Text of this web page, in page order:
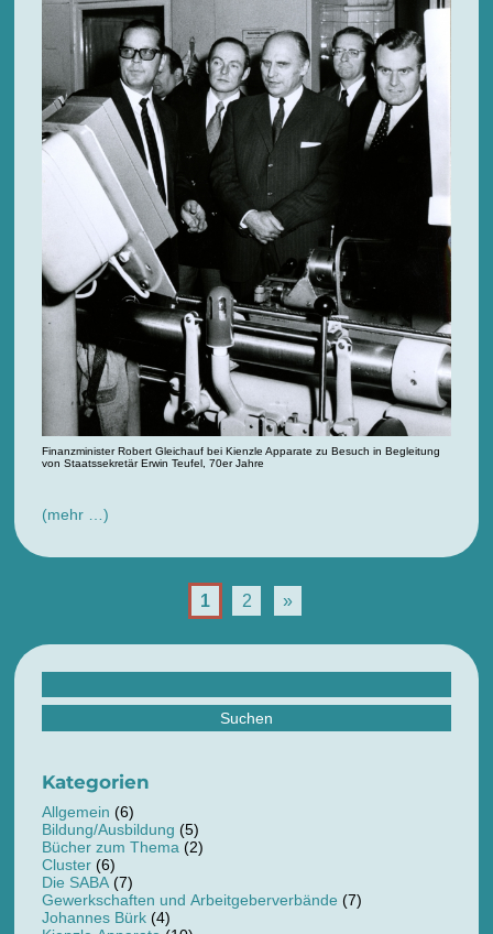
Finanzminister Robert Gleichauf bei Kienzle Apparate zu Besuch in Begleitung
von Staatssekretär Erwin Teufel, 70er Jahre
(mehr …)
1 2 »
nach:
Kategorien
Allgemein (6)
Bildung/Ausbildung (5)
Bücher zum Thema (2)
Cluster(6)
Die SABA(7)
Gewerkschaften und Arbeitgeberverbände (7)
Johannes Bürk(4)